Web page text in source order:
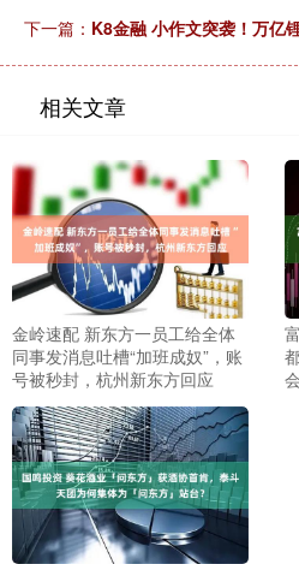
下一篇： K8金融 小作文突袭！万亿
相关文章
金岭速配 新东方一员工给全体
同事发消息吐槽“加班成奴”，账
号被秒封，杭州新东方回应